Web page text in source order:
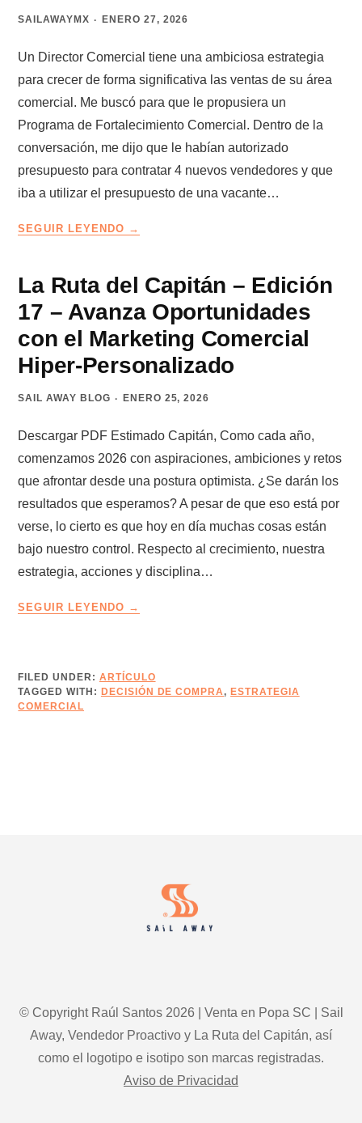
SOLOS
SAILAWAYMX ENERO 27, 2026
Un Director Comercial tiene una ambiciosa estrategia
para crecer de forma significativa las ventas de su área
comercial. Me buscó para que le propusiera un
Programa de Fortalecimiento Comercial. Dentro de la
conversación, me dijo que le habían autorizado
presupuesto para contratar 4 nuevos vendedores y que
iba a utilizar el presupuesto de una vacante…
SEGUIR LEYENDO
CON
UNA
VACANTE
DE
VENDEDOR
La Ruta del Capitán – Edición
17 – Avanza Oportunidades
con el Marketing Comercial
Hiper-Personalizado
SAIL AWAY BLOG ENERO 25, 2026
Descargar PDF Estimado Capitán, Como cada año,
comenzamos 2026 con aspiraciones, ambiciones y retos
que afrontar desde una postura optimista. ¿Se darán los
resultados que esperamos? A pesar de que eso está por
verse, lo cierto es que hoy en día muchas cosas están
bajo nuestro control. Respecto al crecimiento, nuestra
estrategia, acciones y disciplina…
SEGUIR LEYENDO
–
EDICIÓN
FILED UNDER: ARTÍCULO
TAGGED WITH: DECISIÓN DE COMPRA, ESTRATEGIA
COMERCIAL
© Copyright Raúl Santos 2026 | Venta en Popa SC | Sail
Away, Vendedor Proactivo y La Ruta del Capitán, así
como el logotipo e isotipo son marcas registradas.
Aviso de Privacidad